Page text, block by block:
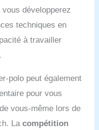
développerez
techniques en
à travailler
polo peut également
pour vous
vous-même lors de
Lacompétition